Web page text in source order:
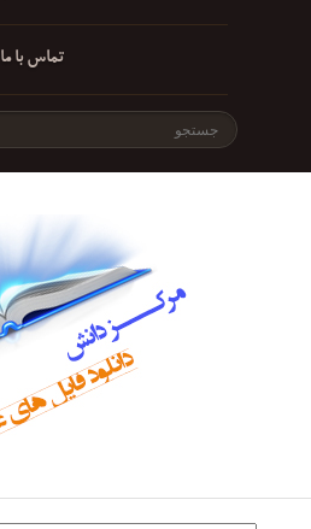
تماس با ما